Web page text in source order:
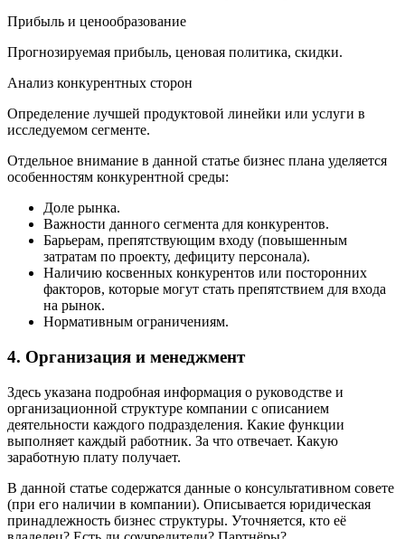
Прибыль и ценообразование
Прогнозируемая прибыль, ценовая политика, скидки.
Анализ конкурентных сторон
Определение лучшей продуктовой линейки или услуги в
исследуемом сегменте.
Отдельное внимание в данной статье бизнес плана уделяется
особенностям конкурентной среды:
Доле рынка.
Важности данного сегмента для конкурентов.
Барьерам, препятствующим входу (повышенным
затратам по проекту, дефициту персонала).
Наличию косвенных конкурентов или посторонних
факторов, которые могут стать препятствием для входа
на рынок.
Нормативным ограничениям.
4. Организация и менеджмент
Здесь указана подробная информация о руководстве и
организационной структуре компании с описанием
деятельности каждого подразделения. Какие функции
выполняет каждый работник. За что отвечает. Какую
заработную плату получает.
В данной статье содержатся данные о консультативном совете
(при его наличии в компании). Описывается юридическая
принадлежность бизнес структуры. Уточняется, кто её